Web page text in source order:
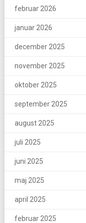
februar 2026
januar 2026
december 2025
november 2025
oktober 2025
september 2025
august 2025
juli 2025
juni 2025
maj 2025
april 2025
februar 2025